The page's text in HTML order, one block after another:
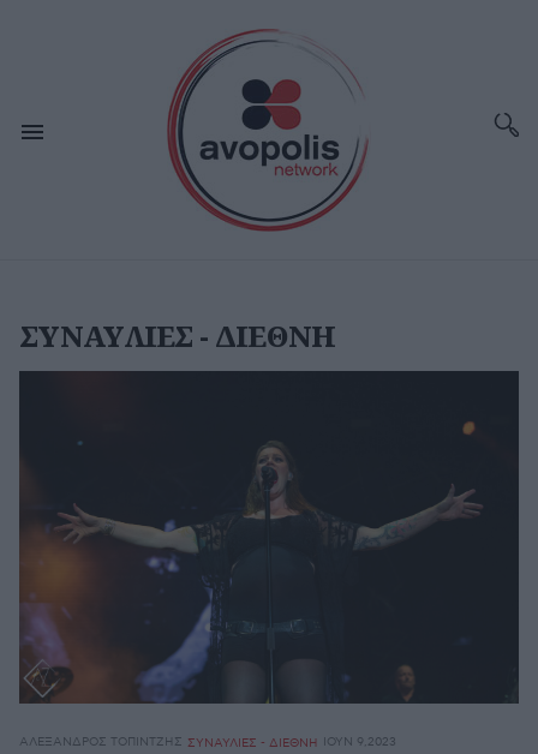
ΣΥΝΑΥΛΙΕΣ - ΔΙΕΘΝΗ
ΑΛΈΞΑΝΔΡΟΣ ΤΟΠΙΝΤΖΉΣ ΣΥΝΑΥΛΙΕΣ - ΔΙΕΘΝΗ ΙΟΥΝ 9,2023